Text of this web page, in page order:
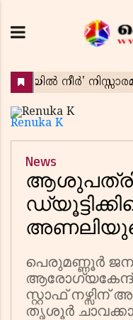
Renuka K
News
പെരുമണ്ണൂർ
സ്റ്റാഫ് നഴ്സിന്
തൃശൂർ